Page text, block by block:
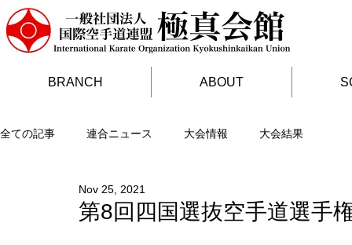
BRANCH ABOUT
全ての記事 連合ニュース 大会情報 大会結果
第8回四国選抜空手道選手
Nov 25, 2021